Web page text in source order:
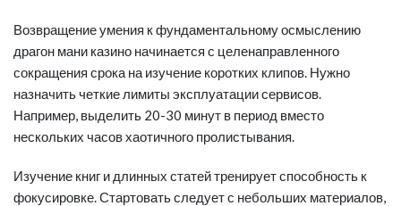
Возвращение умения к фундаментальному осмыслению
драгон мани казино начинается с целенаправленного
сокращения срока на изучение коротких клипов. Нужно
назначить четкие лимиты эксплуатации сервисов.
Например, выделить 20-30 минут в период вместо
нескольких часов хаотичного пролистывания.
Изучение книг и длинных статей тренирует способность к
фокусировке. Стартовать следует с небольших материалов,